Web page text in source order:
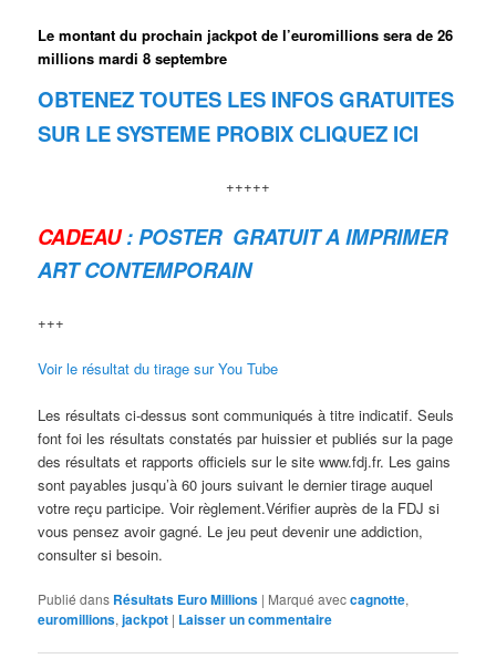
Le montant du prochain jackpot de l’euromillions sera de 26
millions mardi 8 septembre
OBTENEZ TOUTES LES INFOS GRATUITES
SUR LE SYSTEME PROBIX CLIQUEZ ICI
+++++
CADEAU: POSTER GRATUIT A IMPRIMER
ART CONTEMPORAIN
+++
Voir le résultat du tirage sur You Tube
Les résultats ci-dessus sont communiqués à titre indicatif. Seuls
font foi les résultats constatés par huissier et publiés sur la page
des résultats et rapports officiels sur le site www.fdj.fr. Les gains
sont payables jusqu’à 60 jours suivant le dernier tirage auquel
votre reçu participe. Voir règlement.Vérifier auprès de la FDJ si
vous pensez avoir gagné. Le jeu peut devenir une addiction,
consulter si besoin.
Publié dans Résultats Euro Millions | Marqué aveccagnotte,
euromillions,jackpot | Laisser un commentaire